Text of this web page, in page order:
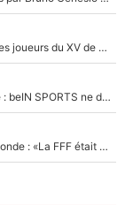
Thomas Ramos ne sera pas le seul à partir : Ces autres joueurs du XV de France pourraient aussi quitter le Stade Toulousain, un club de Top 14 est déjà sur les rangs
Kylian Mbappé et Lamine Yamal changent de chaîne : beIN SPORTS ne digère pas cette décision historique et prédit un fiasco pour la Liga
Didier Deschamps abandonné en pleine Coupe du monde : «La FFF était déjà passée à Zinedine Zidane»